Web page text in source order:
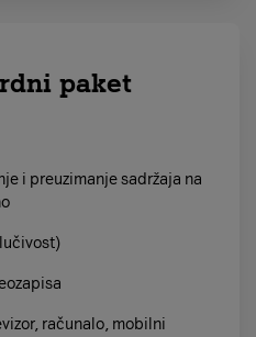
paket
i preuzimanje sadržaja na
računalo, mobilni